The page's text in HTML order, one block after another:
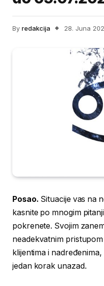
By redakcija 28. Juna
Posao. Situacije vas na
kasnite po mnogim
pokrenete. Svojim
neadekvatnim
klijentima i
jedan korak unazad.